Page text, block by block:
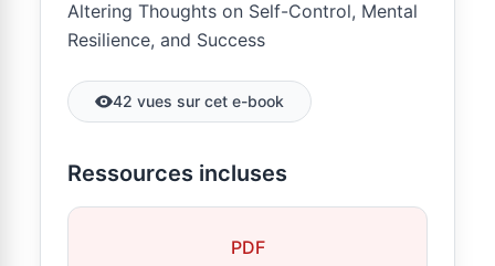
Altering Thoughts on Self-Control, Mental
Resilience, and Success
42 vues sur cet e-book
Ressources incluses
PDF